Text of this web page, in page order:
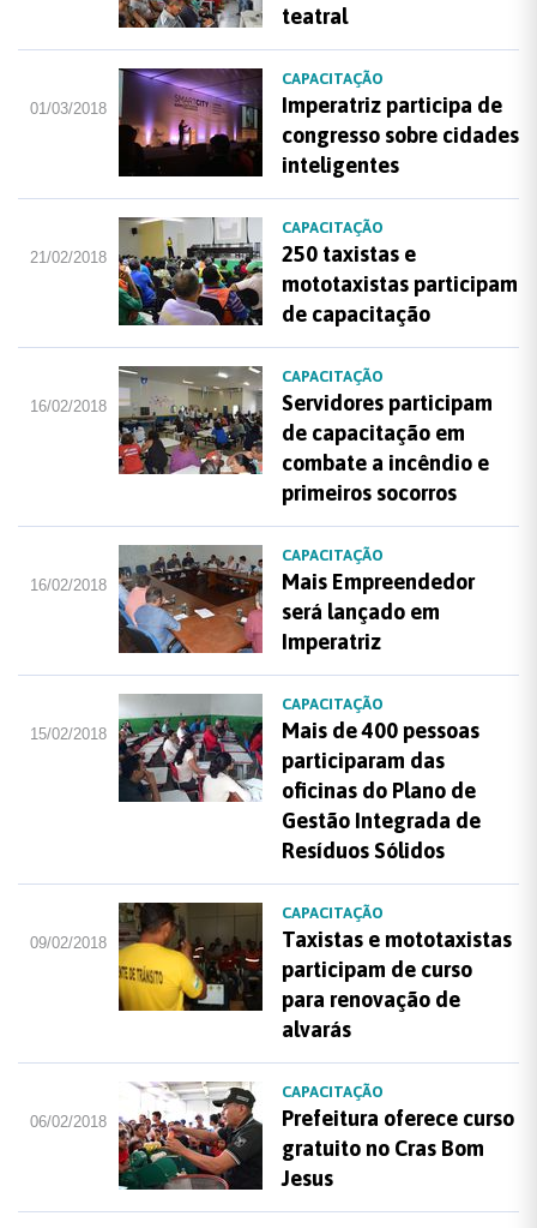
teatral
01/03/2018
CAPACITAÇÃO
Imperatriz participa de
congresso sobre cidades
inteligentes
21/02/2018
CAPACITAÇÃO
250 taxistas e
mototaxistas participam
de capacitação
16/02/2018
CAPACITAÇÃO
Servidores participam
de capacitação em
combate a incêndio e
primeiros socorros
16/02/2018
CAPACITAÇÃO
Mais Empreendedor
será lançado em
Imperatriz
15/02/2018
CAPACITAÇÃO
Mais de 400 pessoas
participaram das
oficinas do Plano de
Gestão Integrada de
Resíduos Sólidos
09/02/2018
CAPACITAÇÃO
Taxistas e mototaxistas
participam de curso
para renovação de
alvarás
06/02/2018
CAPACITAÇÃO
Prefeitura oferece curso
gratuito no Cras Bom
Jesus